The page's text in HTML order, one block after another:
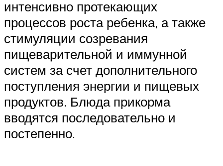
интенсивно протекающих
процессов роста ребенка, а также
стимуляции созревания
пищеварительной и иммунной
систем за счет дополнительного
поступления энергии и пищевых
продуктов. Блюда прикорма
вводятся последовательно и
постепенно.